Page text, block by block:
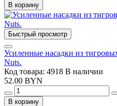
В корзину
Быстрый просмотр
Усиленные насадки из
Nuts.
Код товара: 4918 В наличии
52.00 BYN
В корзину